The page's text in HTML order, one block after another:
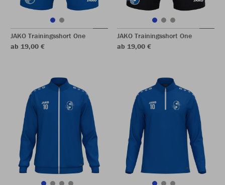
JAKO Trainingsshort One
ab 19,00 €
JAKO Trainingsshort One
ab 19,00 €